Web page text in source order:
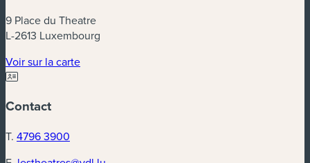
9 Place du Theatre
L-2613 Luxembourg
Voir sur la carte(nouvelle fenêtre)
Contact
T. 4796 3900